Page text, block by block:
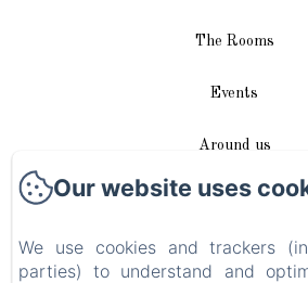
The Rooms
Events
Around us
Access / Contact
Plan du site
Our website uses
We use cookies and trackers
parties) to understand and